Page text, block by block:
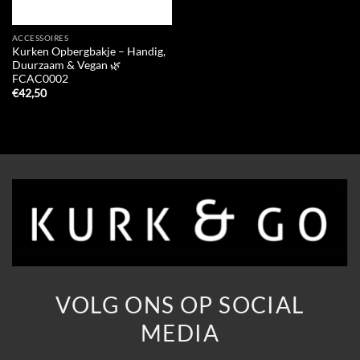
ACCESSOIRES
Kurken Opbergbakje – Handig,
Duurzaam & Vegan 🌿
FCAC0002
€42,50
VOLG ONS OP SOCIAL
MEDIA